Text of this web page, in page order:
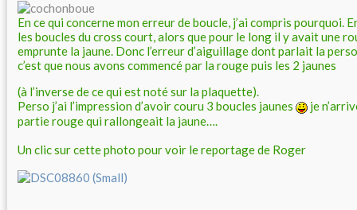
En ce qui concerne mon erreur de boucle, j’ai compris pourquoi.
les boucles du cross court, alors que pour le long il y avait une
emprunte la jaune. Donc l’erreur d’aiguillage dont parlait la
c’est que nous avons commencé par la rouge puis les 2 jaunes
(à l’inverse de ce qui est noté sur la plaquette).
Perso j’ai l’impression d’avoir couru 3 boucles jaunes
je
partie rouge qui rallongeait la jaune….
Un clic sur cette photo pour voir le reportage de Roger